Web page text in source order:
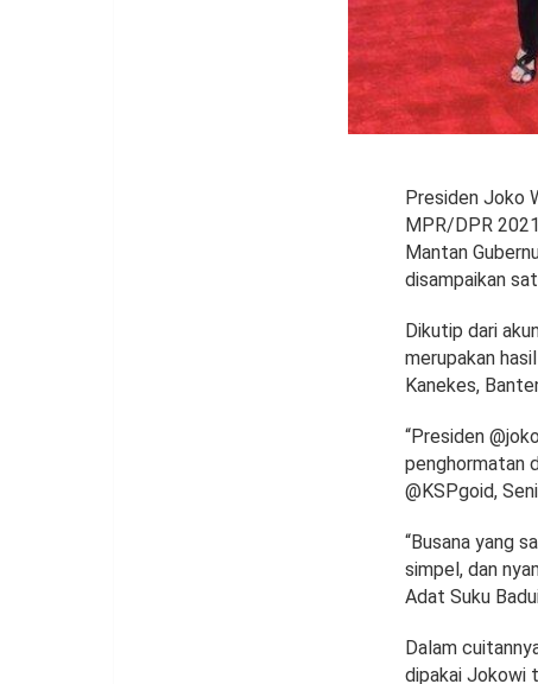
Presiden Joko
MPR/DPR
Mantan
disampaikan
Dikutip dari
merupakan
Kanekes,
“Presiden
penghormatan
@KSPgoid,
“Busana yang
simpel, dan
Adat Suku
Dalam
dipakai Jokowi